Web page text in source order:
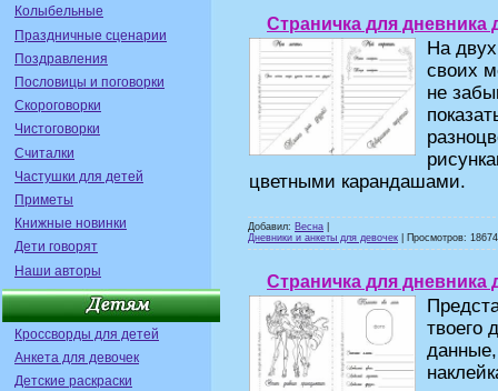
Колыбельные
Праздничные сценарии
Поздравления
Пословицы и поговорки
Скороговорки
Чистоговорки
Считалки
Частушки для детей
Приметы
Книжные новинки
Дети говорят
Наши авторы
Кроссворды для детей
Анкета для девочек
Детские раскраски
Страничка для дневника
На
своих
не
цветными карандашами.
Добавил: Весна
Дневники и анкеты для девочек | Просмотров:
Страничка для дневника
твоего
данные,